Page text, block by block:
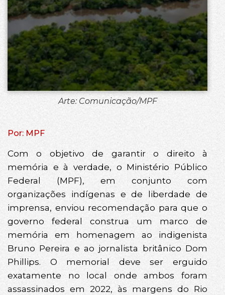
Arte: Comunicação/MPF
Por: MPF
Com o objetivo de garantir o direito à
memória e à verdade, o Ministério Público
Federal (MPF), em conjunto com
organizações indígenas e de liberdade de
imprensa, enviou recomendação para que o
governo federal construa um marco de
memória em homenagem ao indigenista
Bruno Pereira e ao jornalista britânico Dom
Phillips. O memorial deve ser erguido
exatamente no local onde ambos foram
assassinados em 2022, às margens do Rio